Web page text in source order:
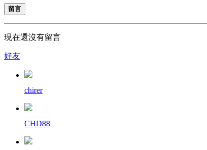
留言
現在還沒有留言
好友
chirer
CHD88